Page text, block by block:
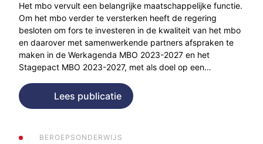
Het mbo vervult een belangrijke maatschappelijke functie.
Om het mbo verder te versterken heeft de regering
besloten om fors te investeren in de kwaliteit van het mbo
en daarover met samenwerkende partners afspraken te
maken in de Werkagenda MBO 2023-2027 en het
Stagepact MBO 2023-2027, met als doel op een…
Lees publicatie
BEROEPSONDERWIJS